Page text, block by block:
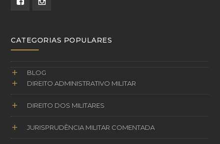
CATEGORIAS POPULARES
BLOG
DIREITO ADMINISTRATIVO MILITAR
DIREITO DOS MILITARES
JURISPRUDÊNCIA MILITAR COMENTADA